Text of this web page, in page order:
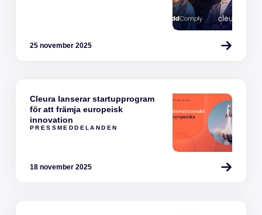
25 november 2025
PRESSMEDDELANDEN
Cleura lanserar startupprogram
för att främja europeisk
innovation
18 november 2025